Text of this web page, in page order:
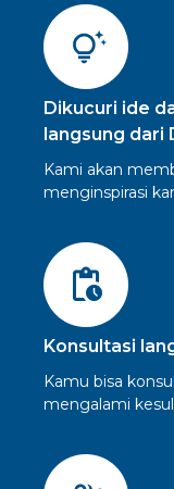
Dikucuri ide
langsung dari
Kami akan
menginspirasi
Konsultasi
Kamu bisa
mengalami